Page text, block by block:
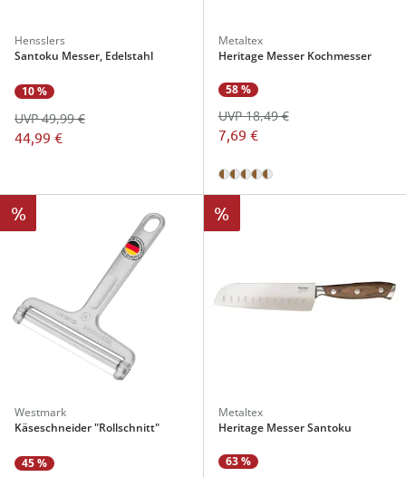
Hensslers
Santoku Messer, Edelstahl
10 %
44,99 €
UVP 49,99 €
Metaltex
Heritage Messer Kochmesser
58 %
7,69 €
UVP 18,49 €
%
Westmark
Käseschneider "Rollschnitt"
45 %
%
Metaltex
Heritage Messer Santoku
63 %